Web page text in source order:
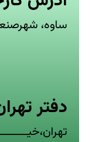
ساوه، شهرصنعتی
دفتر